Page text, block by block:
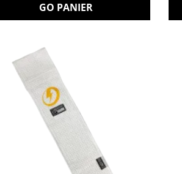
GO PANIER